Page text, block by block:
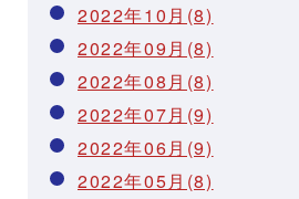
2022年10月(8)
2022年09月(8)
2022年08月(8)
2022年07月(9)
2022年06月(9)
2022年05月(8)